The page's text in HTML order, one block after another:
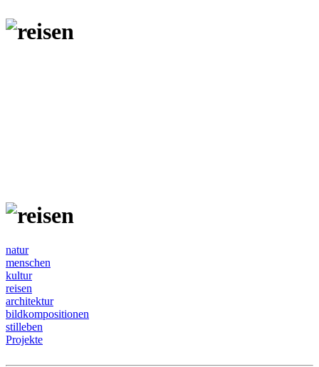
natur
menschen
kultur
reisen
architektur
bildkompositionen
stilleben
Projekte